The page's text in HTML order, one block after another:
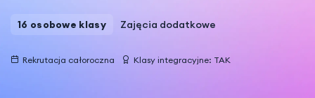
16 osobowe klasy Zajęcia dodatkowe
Rekrutacja całoroczna Klasy integracyjne: TAK